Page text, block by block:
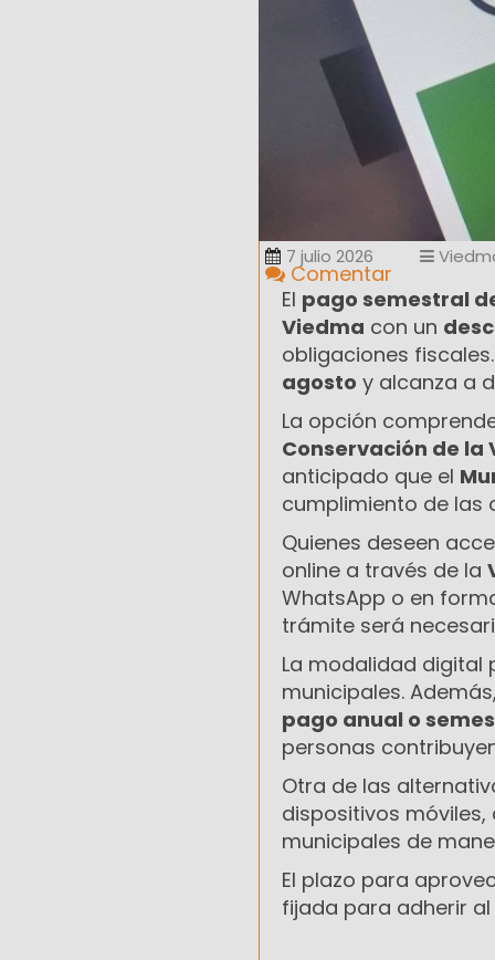
7 julio 2026
Comentar
El pago semestral
Viedma con un
obligaciones
agosto y alcanza a
La opción
Conservación de la
anticipado que el
cumplimiento de las
Quienes deseen
online a través de la
WhatsApp o en
trámite será
La modalidad digital
municipales.
pago anual o
personas
Otra de las
dispositivos
municipales de
El plazo para
fijada para adherir